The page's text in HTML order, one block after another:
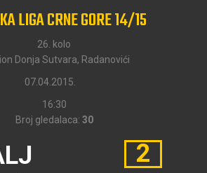
LIGA CRNE GORE 14/15
26. kolo
Donja Sutvara, Radanovići
07.04.2015.
16:30
Broj gledalaca: 30
2